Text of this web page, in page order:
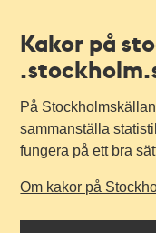
Kakor på
På
sammanställa
fungera på ett bra
Om kakor på